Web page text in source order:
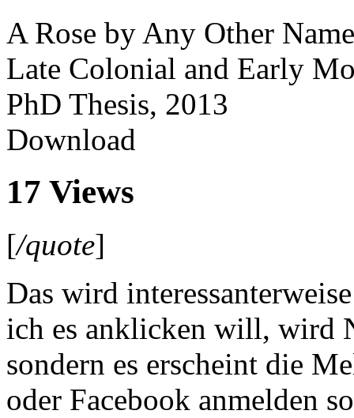
A Rose by Any Other
Late Colonial and Early
PhD Thesis, 2013
Download
17 Views
[/quote]
Das wird
ich es anklicken will, wird
sondern es erscheint die
oder Facebook anmelden